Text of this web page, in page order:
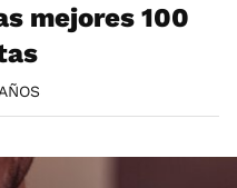
mejores 100